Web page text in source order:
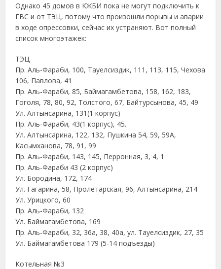
Однако 45 домов в КЖБИ пока не могут подключить к
ГВС и от ТЭЦ, потому что произошли порывы и аварии
в ходе опрессовки, сейчас их устраняют. Вот полный
список многоэтажек:
ТЭЦ
Пр. Аль-Фараби, 100, Тауелсиздик, 111, 113, 115, Чехова
106, Павлова, 41
Пр. Аль-Фараби, 85, Баймагамбетова, 158, 162, 183,
Гоголя, 78, 80, 92, Толстого, 67, Байтурсынова, 45, 49
Ул. Алтынсарина, 131(1 корпус)
Пр. Аль-Фараби, 43(1 корпус), 45.
Ул. Алтынсарина, 122, 132, Пушкина 54, 59, 59А,
Касымханова, 78, 91, 99
Пр. Аль-Фараби, 143, 145, Перронная, 3, 4, 1
Пр. Аль-Фараби 43 (2 корпус)
Ул. Бородина, 172, 174
Ул. Гагарина, 58, Пролетарская, 96, Алтынсарина, 214
Ул. Урицкого, 60
Пр. Аль-Фараби, 132
Ул. Баймагамбетова, 169
Пр. Аль-Фараби, 32, 36а, 38, 40а, ул. Тауелсиздик, 27, 35
Ул. Баймагамбетова 179 (5-14 подъезды)
Котельная №3